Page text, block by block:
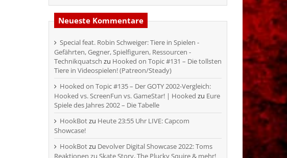
Neueste Kommentare
Special feat. Robin Schweiger: Tiere in Spielen -
Gefährten, Gegner, Spielfiguren, Ressourcen -
Technikquatsch zu Hooked on Topic #131 – Die tollsten
Tiere in Videospielen! (Patreon/Steady)
Hooked on Topic #135 – Der GOTY 2002-Vergleich:
Hooked vs. ScreenFun vs. GameStar! | Hooked zu Eure
Spiele des Jahres 2002 – Die Tabelle
HookBotzu Heute 23:55 Uhr LIVE: Capcom
Showcase!
HookBotzu Devolver Digital Showcase 2022: Toms
Reaktionen zu Skate Story, The Plucky Squire & mehr!